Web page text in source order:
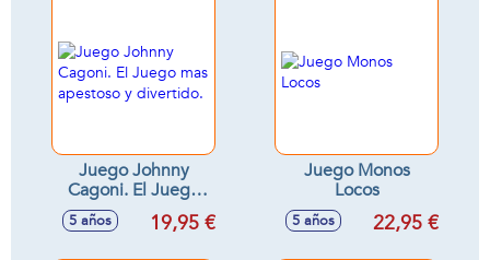
Juego Johnny
Cagoni. El Juego
mas apestoso y
divertido.
5 años 19,95 €
Juego Monos
Locos
5 años 22,95 €